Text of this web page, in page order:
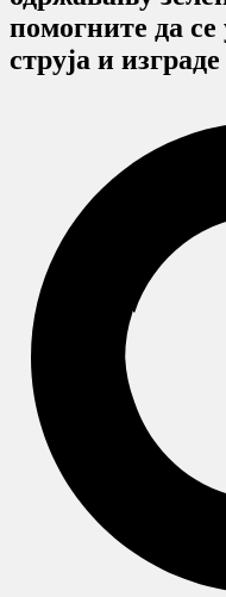
помогните да се
струја и